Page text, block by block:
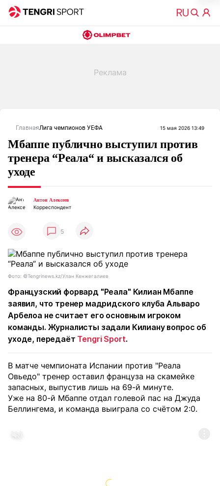
ГлавнаяЛига чемпионов УЕФА 15 мая 2026 13:49
Мбаппе публично выступил против
тренера “Реала“ и высказался об
уходе
Антон Алексеев
Корреспондент
5
Фото: ©Tengrinews.kz/Улан Кенжегалиев
Французский форвард "Реала" Килиан Мбаппе
заявил, что тренер мадридского клуба Альваро
Арбелоа не считает его основным игроком
команды. Журналисты задали Килиану вопрос об
уходе, передаёт Tengri Sport.
В матче чемпионата Испании против "Реала
Овьедо" тренер оставил француза на скамейке
запасных, выпустив лишь на 69-й минуте.
Уже на 80-й Мбаппе отдал голевой пас на Джуда
Беллингема, и команда выиграла со счётом 2:0.